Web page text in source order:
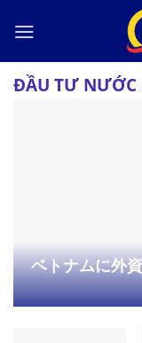
ĐẦU TƯ NƯỚC
ベトナムに外